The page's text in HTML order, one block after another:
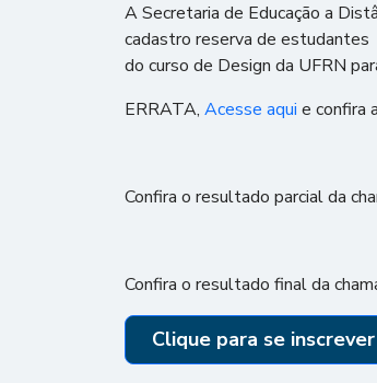
A Secretaria de Educação a
cadastro reserva de estudantes
do curso de Design da UFRN
ERRATA, Acesse aqui e confira
Confira o resultado parcial da
Confira o resultado final da
Clique para se inscrever